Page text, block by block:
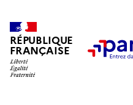
RÉPUBLIQUE
FRANÇAISE